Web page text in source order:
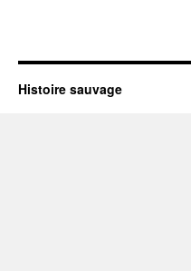
Histoire sauvage